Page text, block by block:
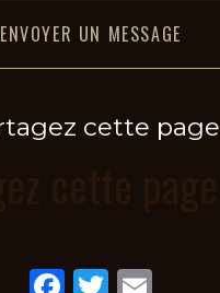
ENVOYER UN MESSAGE
cette page
Facebook
Twitter